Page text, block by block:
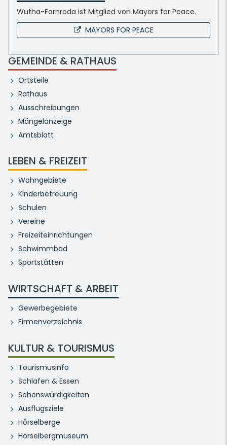
Wutha-Farnroda ist Mitglied von Mayors for Peace.
MAYORS FOR PEACE
GEMEINDE & RATHAUS
Ortsteile
Rathaus
Ausschreibungen
Mängelanzeige
Amtsblatt
LEBEN & FREIZEIT
Wohngebiete
Kinderbetreuung
Schulen
Vereine
Freizeiteinrichtungen
Schwimmbad
Sportstätten
WIRTSCHAFT & ARBEIT
Gewerbegebiete
Firmenverzeichnis
KULTUR & TOURISMUS
Tourismusinfo
Schlafen & Essen
Sehenswürdigkeiten
Ausflugsziele
Hörselberge
Hörselbergmuseum